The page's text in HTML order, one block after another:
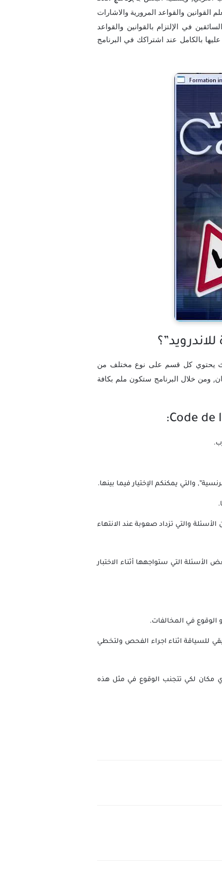
والقواعد المرورية والاشارات
في الإلتزام بالقوانين والقواعد
بالكامل عند اشتراكك في البرنامج
يحتوي كل قسم على نوع مختلف من
ومن خلال البرنامج ستكون ملم بكافة
والتي يمكنكم الإختيار فيما بينها.
والتي تزداد صعوبة عند الانتهاء
التي ستواجهها أثناء الاختبار
في المخالفات.
للسياقة اثناء اجراء الفحص ولتخطي
مكان لكي تتجنب الوقوع في مثل هذه